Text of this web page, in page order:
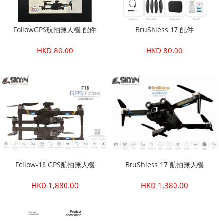
FollowGPS航拍無人機 配件
HKD 80.00
BruShless 17 配件
HKD 80.00
Follow-18 GPS航拍無人機
HKD 1,880.00
BruShless 17 航拍無人機
HKD 1,380.00